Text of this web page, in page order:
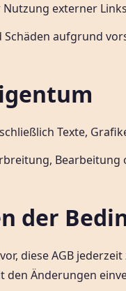
externer
aufgrund
Texte,
der
diese AGB
den Änderungen